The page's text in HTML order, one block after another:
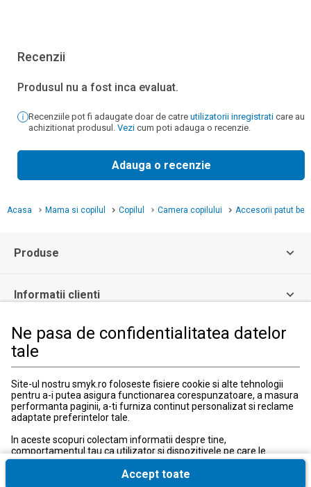
Ne pasa de confidentialitatea datelor
tale
Site-ul nostru smyk.ro foloseste fisiere cookie si alte tehnologii
pentru a-i putea asigura functionarea corespunzatoare, a masura
performanta paginii, a-ti furniza continut personalizat si reclame
adaptate preferintelor tale.
In aceste scopuri colectam informatii despre tine,
comportamentul tau ca utilizator si dispozitivele pe care le
utilizezi, inclusiv cele necesare pentru functionarea
corespunzatoare a site-ului smyk.ro. Aceste fisiere cookie
Accept toate
Recenzii
Produsul nu a fost inca evaluat.
Recenziile pot fi adaugate doar de catre utilizatorii inregistrati care au
achizitionat produsul. Vezi cum poti adauga o recenzie.
Adauga o recenzie
Acasa Mama si copilul Copilul Camera copilului Accesorii patut
Produse
Informatii clienti
Informatii legale
Serviciul Relatii Clienti
Formular de contact
031 40 50 900
Program:
Luni-vineri: 10:00-18:00